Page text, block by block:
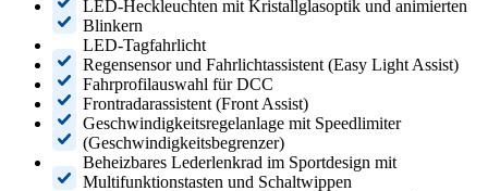
LED-Heckleuchten mit Kristallglasoptik und animierten
Blinkern
LED-Tagfahrlicht
Regensensor und Fahrlichtassistent (Easy Light Assist)
Fahrprofilauswahl für DCC
Frontradarassistent (Front Assist)
Geschwindigkeitsregelanlage mit Speedlimiter
(Geschwindigkeitsbegrenzer)
Beheizbares Lederlenkrad im Sportdesign mit
Multifunktionstasten und Schaltwippen